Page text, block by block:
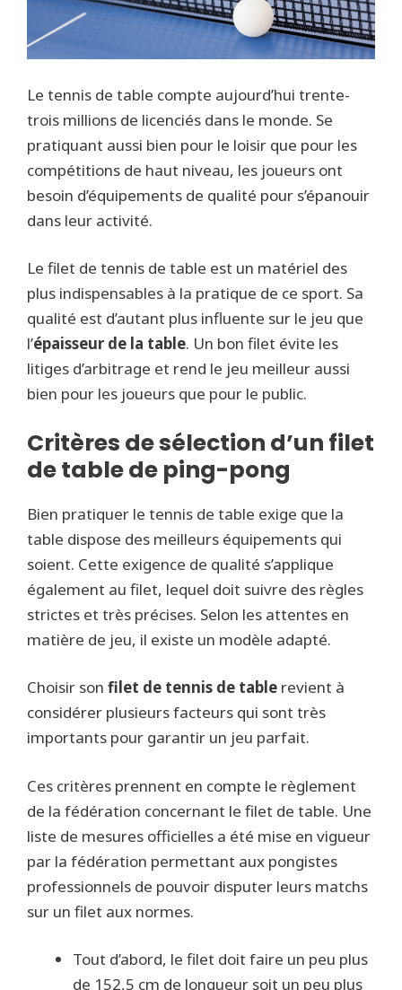
Le tennis de table compte aujourd’hui trente-
trois millions de licenciés dans le monde. Se
pratiquant aussi bien pour le loisir que pour les
compétitions de haut niveau, les joueurs ont
besoin d’équipements de qualité pour s’épanouir
dans leur activité.
Le filet de tennis de table est un matériel des
plus indispensables à la pratique de ce sport. Sa
qualité est d’autant plus influente sur le jeu que
l’épaisseur de la table. Un bon filet évite les
litiges d’arbitrage et rend le jeu meilleur aussi
bien pour les joueurs que pour le public.
Critères de sélection d’un filet
de table de ping-pong
Bien pratiquer le tennis de table exige que la
table dispose des meilleurs équipements qui
soient. Cette exigence de qualité s’applique
également au filet, lequel doit suivre des règles
strictes et très précises. Selon les attentes en
matière de jeu, il existe un modèle adapté.
Choisir son filet de tennis de table revient à
considérer plusieurs facteurs qui sont très
importants pour garantir un jeu parfait.
Ces critères prennent en compte le règlement
de la fédération concernant le filet de table. Une
liste de mesures officielles a été mise en vigueur
par la fédération permettant aux pongistes
professionnels de pouvoir disputer leurs matchs
sur un filet aux normes.
Tout d’abord, le filet doit faire un peu plus
de 152,5 cm de longueur soit un peu plus